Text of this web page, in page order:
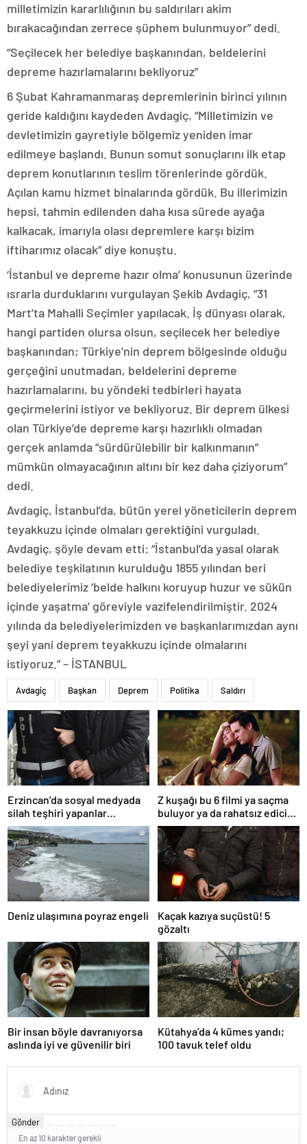
milletimizin kararlılığının bu saldırıları akim
bırakacağından zerrece şüphem bulunmuyor” dedi.
“Seçilecek her belediye başkanından, beldelerini
depreme hazırlamalarını bekliyoruz”
6 Şubat Kahramanmaraş depremlerinin birinci yılının
geride kaldığını kaydeden Avdagiç, “Milletimizin ve
devletimizin gayretiyle bölgemiz yeniden imar
edilmeye başlandı. Bunun somut sonuçlarını ilk etap
deprem konutlarının teslim törenlerinde gördük.
Açılan kamu hizmet binalarında gördük. Bu illerimizin
hepsi, tahmin edilenden daha kısa sürede ayağa
kalkacak, imarıyla olası depremlere karşı bizim
iftiharımız olacak” diye konuştu.
‘İstanbul ve depreme hazır olma’ konusunun üzerinde
ısrarla durduklarını vurgulayan Şekib Avdagiç, “31
Mart’ta Mahalli Seçimler yapılacak. İş dünyası olarak,
hangi partiden olursa olsun, seçilecek her belediye
başkanından; Türkiye’nin deprem bölgesinde olduğu
gerçeğini unutmadan, beldelerini depreme
hazırlamalarını, bu yöndeki tedbirleri hayata
geçirmelerini istiyor ve bekliyoruz. Bir deprem ülkesi
olan Türkiye’de depreme karşı hazırlıklı olmadan
gerçek anlamda “sürdürülebilir bir kalkınmanın”
mümkün olmayacağının altını bir kez daha çiziyorum”
dedi.
Avdagiç, İstanbul’da, bütün yerel yöneticilerin deprem
teyakkuzu içinde olmaları gerektiğini vurguladı.
Avdagiç, şöyle devam etti: “İstanbul’da yasal olarak
belediye teşkilatının kurulduğu 1855 yılından beri
belediyelerimiz ‘belde halkını koruyup huzur ve sükün
içinde yaşatma’ göreviyle vazifelendirilmiştir. 2024
yılında da belediyelerimizden ve başkanlarımızdan aynı
şeyi yani deprem teyakkuzu içinde olmalarını
istiyoruz.” – İSTANBUL
Avdagiç Başkan Deprem Politika Saldırı
Erzincan’da sosyal medyada
silah teşhiri yapanlar
yakalandı
Z kuşağı bu 6 filmi ya saçma
buluyor ya da rahatsız edici
ve toksik!
Deniz ulaşımına poyraz engeli
Kaçak kazıya suçüstü! 5
gözaltı
Bir insan böyle davranıyorsa
aslında iyi ve güvenilir biri
Kütahya’da 4 kümes yandı;
100 tavuk telef oldu
Gönder
En az 10 karakter gerekli